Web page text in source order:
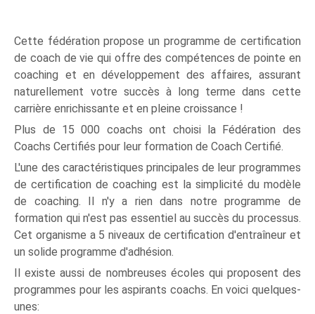
Cette fédération propose un programme de certification
de coach de vie qui offre des compétences de pointe en
coaching et en développement des affaires, assurant
naturellement votre succès à long terme dans cette
carrière enrichissante et en pleine croissance !
Plus de 15 000 coachs ont choisi la Fédération des
Coachs Certifiés pour leur formation de Coach Certifié.
L'une des caractéristiques principales de leur programmes
de certification de coaching est la simplicité du modèle
de coaching. Il n'y a rien dans notre programme de
formation qui n'est pas essentiel au succès du processus.
Cet organisme a 5 niveaux de certification d'entraîneur et
un solide programme d'adhésion.
Il existe aussi de nombreuses écoles qui proposent des
programmes pour les aspirants coachs. En voici quelques-
unes: